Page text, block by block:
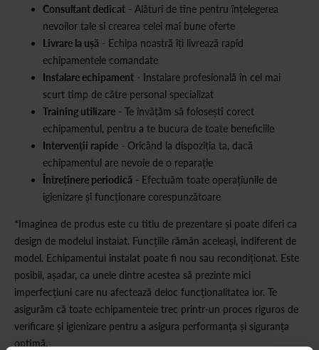
Consultant dedicat - Alături de tine pentru înțelegerea
nevoilor tale si crearea celei mai bune oferte
Livrare la ușă - Echipa noastră îți livrează rapid
echipamentele comandate
Instalare echipament - Instalare profesională în cel mai
scurt timp de către personal specializat
Training utilizare - Te învățăm să folosești corect
echipamentul, pentru a te bucura de toate beneficiile
Intervenții rapide - Oricând la dispoziția ta, dacă
echipamentul are nevoie de o reparație
Întreținere periodică - Efectuăm toate operațiunile de
igienizare și funcționare corespunzătoare
*Imaginea de produs este cu titlu de prezentare și poate diferi ca
design de modelul instalat. Funcțiile rămân aceleași, indiferent de
model. Echipamentul instalat poate fi nou sau recondiționat. Este
posibil, așadar, ca unele dintre acestea să prezinte mici
imperfecțiuni care nu afectează deloc funcționalitatea lor. Te
asigurăm că toate echipamentele trec printr-un proces riguros de
verificare și igienizare pentru a asigura performanța și siguranța
optimă.